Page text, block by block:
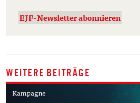
EJF-Newsletter abonnieren
WEITERE BEITRÄGE
Kampagne